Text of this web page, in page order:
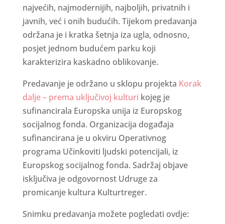
najvećih, najmodernijih, najboljih, privatnih i
javnih, već i onih budućih. Tijekom predavanja
održana je i kratka šetnja iza ugla, odnosno,
posjet jednom budućem parku koji
karakterizira kaskadno oblikovanje.
Predavanje je održano u sklopu projekta Korak
dalje – prema uključivoj kulturi kojeg je
sufinancirala Europska unija iz Europskog
socijalnog fonda. Organizacija događaja
sufinancirana je u okviru Operativnog
programa Učinkoviti ljudski potencijali, iz
Europskog socijalnog fonda. Sadržaj objave
isključiva je odgovornost Udruge za
promicanje kultura Kulturtreger.
Snimku predavanja možete pogledati ovdje: